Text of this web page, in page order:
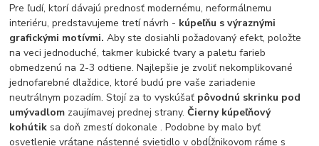
Pre ľudí, ktorí dávajú prednosť modernému, neformálnemu
interiéru, predstavujeme tretí návrh - kúpeľňu s výraznými
grafickými motívmi.Aby ste dosiahli požadovaný efekt, položte
na veci jednoduché, takmer kubické tvary a paletu farieb
obmedzenú na 2-3 odtiene. Najlepšie je zvoliť nekomplikované
jednofarebné dlaždice, ktoré budú pre vaše zariadenie
neutrálnym pozadím. Stojí za to vyskúšať pôvodnú skrinku pod
umývadlom zaujímavej prednej strany.Čierny kúpeľňový
kohútik sa doň zmestí dokonale . Podobne by malo byť
osvetlenie vrátane nástenné svietidlo v obdĺžnikovom ráme s